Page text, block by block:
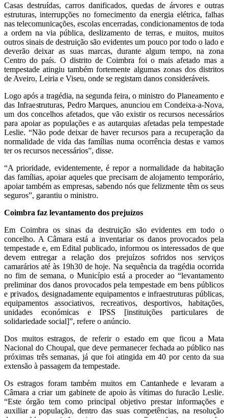
Casas destruídas, carros danificados, quedas de árvores e outras
estruturas, interrupções no fornecimento da energia elétrica, falhas
nas telecomunicações, escolas encerradas, condicionamentos de toda
a ordem na via pública, deslizamento de terras, e muitos, muitos
outros sinais de destruição são evidentes um pouco por todo o lado e
deverão deixar as suas marcas, durante algum tempo, na zona
Centro do país. O distrito de Coimbra foi o mais afetado mas a
tempestade atingiu também fortemente algumas zonas dos distritos
de Aveiro, Leiria e Viseu, onde se registam danos consideráveis.
Logo após a tragédia, na segunda feira, o ministro do Planeamento e
das Infraestruturas, Pedro Marques, anunciou em Condeixa-a-Nova,
um dos concelhos afetados, que vão existir os recursos necessários
para apoiar as populações e as autarquias afetadas pela tempestade
Leslie. “Não pode deixar de haver recursos para a recuperação da
normalidade de vida das famílias numa ocorrência destas e vamos
ter os recursos necessários”, disse.
“A prioridade, evidentemente, é repor a normalidade da habitação
das famílias, apoiar aqueles que precisam de alojamento temporário,
apoiar também as empresas, sabendo nós que felizmente têm os seus
seguros”, garantiu o ministro.
Coimbra faz levantamento dos prejuízos
Em Coimbra os sinas da destruição são evidentes em todo o
concelho. A Câmara está a inventariar os danos provocados pela
tempestade e, em Edital publicado, informou os interessados de que
devem entregar a relação dos prejuízos sofridos nos serviços
camarários até às 19h30 de hoje. Na sequência da tragédia ocorrida
no fim de semana, o Município está a proceder ao “levantamento
preliminar dos danos provocados pela tempestade em bens públicos
e privados, designadamente equipamentos e infraestruturas públicas,
equipamentos associativos, recreativos, desportivos, habitações,
unidades económicas e IPSS [instituições particulares de
solidariedade social]”, refere o anúncio.
Dos muitos estragos, de referir o estado em que ficou a Mata
Nacional do Choupal, que deve permanecer fechada ao público nas
próximas três semanas, já que foi atingida em 40 por cento da sua
extensão à passagem da tempestade.
Os estragos foram também muitos em Cantanhede e levaram a
Câmara a criar um gabinete de apoio às vítimas do furacão Leslie.
“Este órgão tem como principal objetivo prestar informações e
auxiliar a população, dentro das suas competências, na resolução